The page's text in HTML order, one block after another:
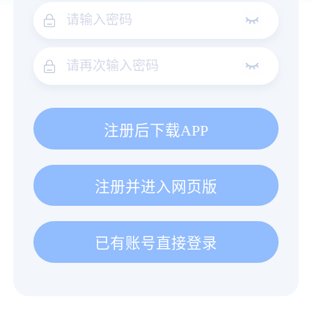
注册后下载APP
注册并进入网页版
已有账号直接登录